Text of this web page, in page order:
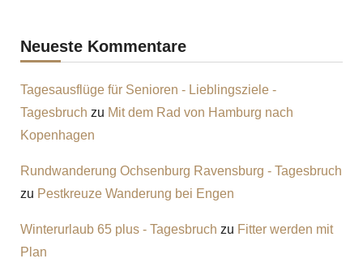
Neueste Kommentare
Tagesausflüge für Senioren - Lieblingsziele -
Tagesbruch zu Mit dem Rad von Hamburg nach
Kopenhagen
Rundwanderung Ochsenburg Ravensburg - Tagesbruch
zu Pestkreuze Wanderung bei Engen
Winterurlaub 65 plus - Tagesbruch zu Fitter werden mit
Plan